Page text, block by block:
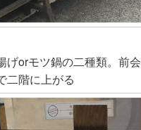
げorモツ鍋の二種類。前
二階に上がる